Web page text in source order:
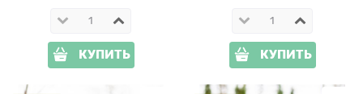
КУПИТЬ КУПИТЬ